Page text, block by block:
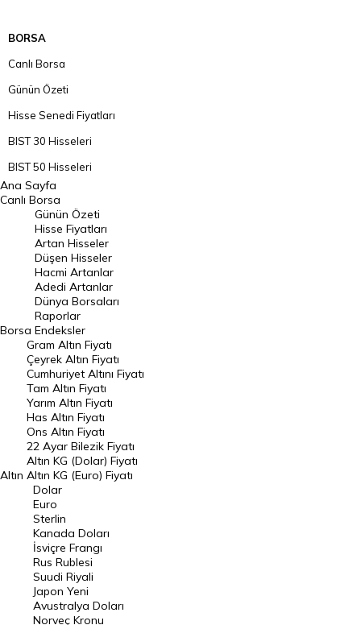
BORSA
Canlı Borsa
Günün Özeti
Hisse Senedi Fiyatları
BIST 30 Hisseleri
BIST 50 Hisseleri
BIST 100 Hisseleri
En Çok Artan Hisseler
En Çok Düşen Hisseler
Hacmi Artanlar
Geçmiş Kapanışlar
Dünya Borsaları
Raporlar
Endeksler
DÖVİZ
Döviz Kuru
Dolar Kuru
Euro Kuru
Pound Kuru
Frank Kuru
Riyal Kuru
Avustralya Doları
Danimarka Kronu Kuru
Ana Sayfa
Canlı Borsa
Borsa
Günün Özeti
Hisse Fiyatları
Artan Hisseler
Düşen Hisseler
Hacmi Artanlar
Adedi Artanlar
Dünya Borsaları
Raporlar
Endeksler
Altın
Gram Altın Fiyatı
Çeyrek Altın Fiyatı
Cumhuriyet Altını Fiyatı
Tam Altın Fiyatı
Yarım Altın Fiyatı
Has Altın Fiyatı
Ons Altın Fiyatı
22 Ayar Bilezik Fiyatı
Altın KG (Dolar) Fiyatı
Altın KG (Euro) Fiyatı
Dolar
Euro
Sterlin
Kanada Doları
İsviçre Frangı
Rus Rublesi
Suudi Riyali
Japon Yeni
Avustralya Doları
Norveç Kronu